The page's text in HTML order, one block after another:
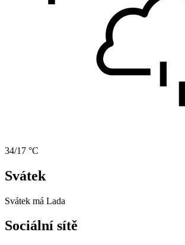
34/17 °C
Svátek
Svátek má Lada
Sociální sítě